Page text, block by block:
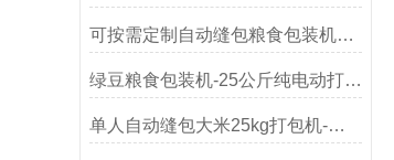
可按需定制自动缝包粮食包装机厂家
绿豆粮食包装机-25公斤纯电动打包机
单人自动缝包大米25kg打包机-纯电动粮食包装机